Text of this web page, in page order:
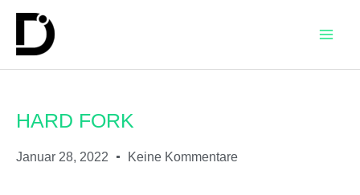
HARD FORK
Januar 28, 2022 Keine Kommentare